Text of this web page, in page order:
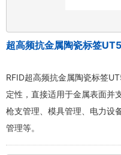
超高频抗金属陶瓷标签
RFID超高频抗金属陶瓷标签
定性，直接适用于金属表面并
枪支管理、模具管理、电力设
管理等。